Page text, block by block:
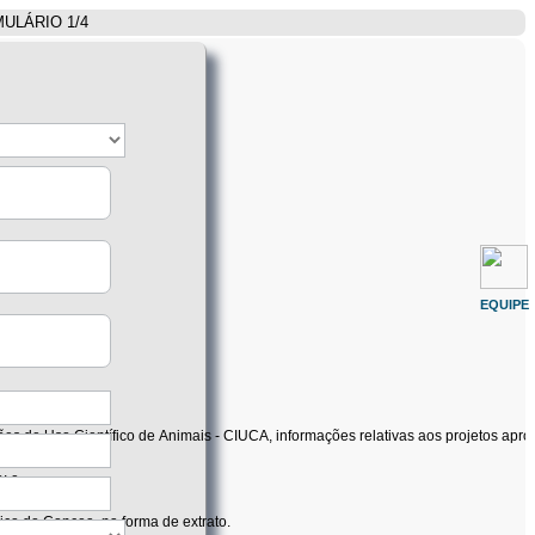
1/4
de Uso Científico de Animais - CIUCA, informações relativas aos projetos
e
do Concea, na forma de extrato.
EQUIPE